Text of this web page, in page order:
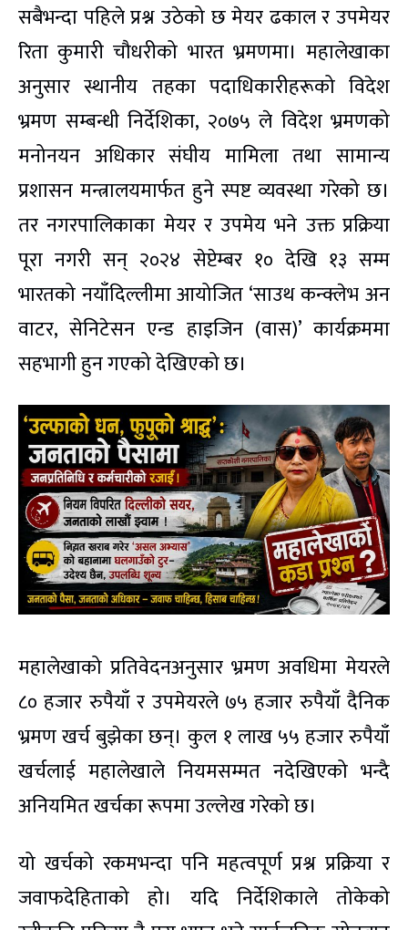
सबैभन्दा पहिले प्रश्न उठेको छ मेयर ढकाल र उपमेयर
रिता कुमारी चौधरीको भारत भ्रमणमा। महालेखाका
अनुसार स्थानीय तहका पदाधिकारीहरूको विदेश
भ्रमण सम्बन्धी निर्देशिका, २०७५ ले विदेश भ्रमणको
मनोनयन अधिकार संघीय मामिला तथा सामान्य
प्रशासन मन्त्रालयमार्फत हुने स्पष्ट व्यवस्था गरेको छ।
तर नगरपालिकाका मेयर र उपमेय भने उक्त प्रक्रिया
पूरा नगरी सन् २०२४ सेप्टेम्बर १० देखि १३ सम्म
भारतको नयाँदिल्लीमा आयोजित ‘साउथ कन्क्लेभ अन
वाटर, सेनिटेसन एन्ड हाइजिन (वास)’ कार्यक्रममा
सहभागी हुन गएको देखिएको छ।
महालेखाको प्रतिवेदनअनुसार भ्रमण अवधिमा मेयरले
८० हजार रुपैयाँ र उपमेयरले ७५ हजार रुपैयाँ दैनिक
भ्रमण खर्च बुझेका छन्। कुल १ लाख ५५ हजार रुपैयाँ
खर्चलाई महालेखाले नियमसम्मत नदेखिएको भन्दै
अनियमित खर्चका रूपमा उल्लेख गरेको छ।
यो खर्चको रकमभन्दा पनि महत्वपूर्ण प्रश्न प्रक्रिया र
जवाफदेहिताको हो। यदि निर्देशिकाले तोकेको